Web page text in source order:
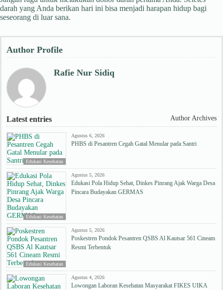
darah yang Anda berikan hari ini bisa menjadi harapan hidup bagi
seseorang di luar sana.
Author Profile
Rafie Nur Sidiq
Latest entries Author Archives
Edukasi Kesehatan
Agustus 6, 2026
PHBS di Pesantren Cegah Gatal Menular pada Santri
Edukasi Kesehatan
Agustus 5, 2026
Edukasi Pola Hidup Sehat, Dinkes Pinrang Ajak Warga Desa
Pincara Budayakan GERMAS
Edukasi Kesehatan
Agustus 5, 2026
Poskestren Pondok Pesantren QSBS Al Kautsar 561 Cineam
Resmi Terbentuk
Agustus 4, 2026
Lowongan Laboran Kesehatan Masyarakat FIKES UIKA